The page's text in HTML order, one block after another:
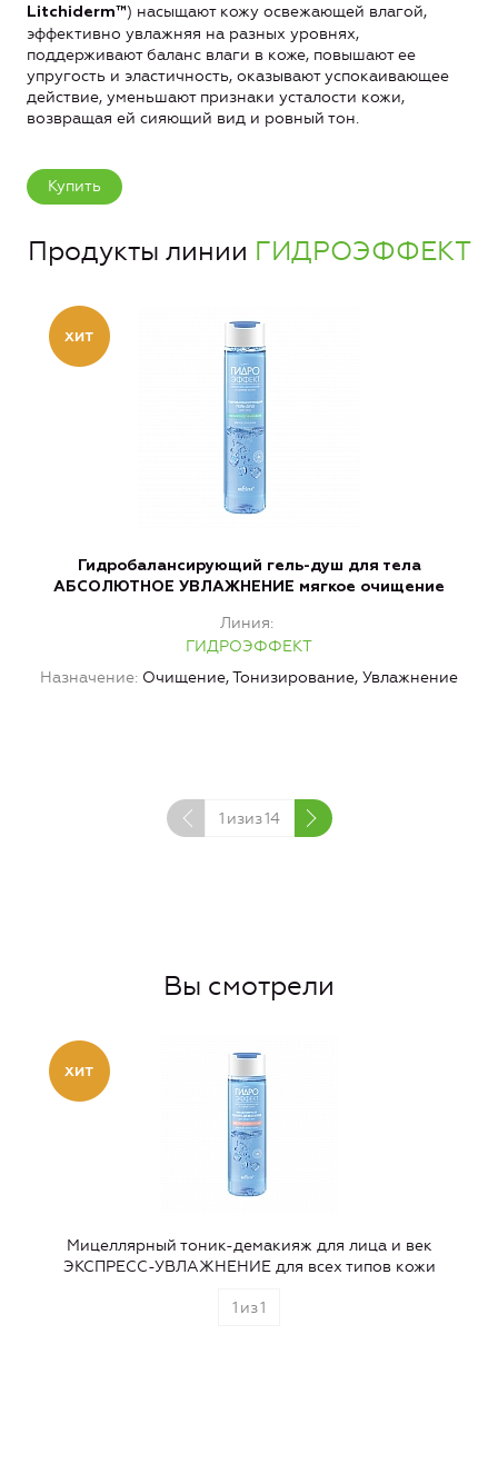
Litchiderm™) насыщают кожу освежающей влагой,
эффективно увлажняя на разных уровнях,
поддерживают баланс влаги в коже, повышают ее
упругость и эластичность, оказывают успокаивающее
действие, уменьшают признаки усталости кожи,
возвращая ей сияющий вид и ровный тон.
Купить
Продукты линии ГИДРОЭФФЕКТ
Гидробалансирующий гель-душ для тела
АБСОЛЮТНОЕ УВЛАЖНЕНИЕ мягкое очищение
Линия
ГИДРОЭФФЕКТ
Назначение Очищение, Тонизирование, Увлажнение
1 изиз14
Вы смотрели
Мицеллярный тоник-демакияж для лица и век
ЭКСПРЕСС-УВЛАЖНЕНИЕ для всех типов кожи
1 из1